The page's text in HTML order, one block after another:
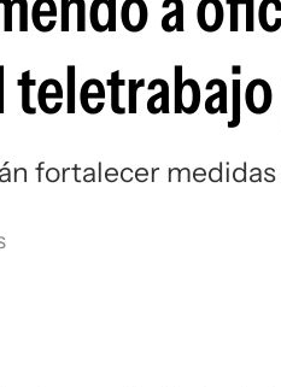
fortalecer